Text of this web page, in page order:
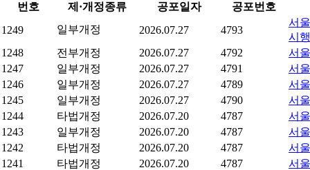
번호
제·개정종류 공포일자
공포번호
1249
일부개정 2026.07.27 4793
서
시
1248
전부개정 2026.07.27 4792
서
1247
일부개정 2026.07.27 4791
서
1246
일부개정 2026.07.27 4789
서
1245
일부개정 2026.07.27 4790
서
1244
타법개정 2026.07.20 4787
서
1243
일부개정 2026.07.20 4787
서
1242
타법개정 2026.07.20 4787
서
1241
타법개정 2026.07.20 4787
서